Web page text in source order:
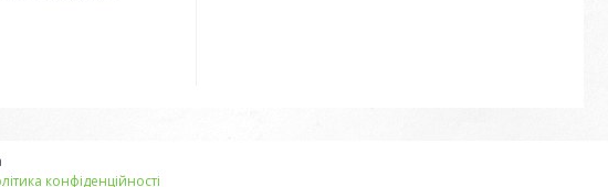
конфіденційності